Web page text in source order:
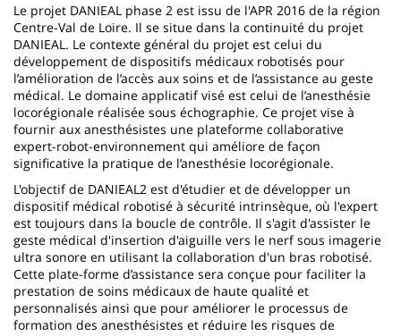
Le projet DANIEAL phase 2 est issu de l'APR 2016 de la région
Centre-Val de Loire. Il se situe dans la continuité du projet
DANIEAL. Le contexte général du projet est celui du
développement de dispositifs médicaux robotisés pour
l’amélioration de l’accès aux soins et de l’assistance au geste
médical. Le domaine applicatif visé est celui de l’anesthésie
locorégionale réalisée sous échographie. Ce projet vise à
fournir aux anesthésistes une plateforme collaborative
expert-robot-environnement qui améliore de façon
significative la pratique de l’anesthésie locorégionale.
L'objectif de DANIEAL2 est d'étudier et de développer un
dispositif médical robotisé à sécurité intrinsèque, où l'expert
est toujours dans la boucle de contrôle. Il s'agit d'assister le
geste médical d'insertion d'aiguille vers le nerf sous imagerie
ultra sonore en utilisant la collaboration d'un bras robotisé.
Cette plate-forme d’assistance sera conçue pour faciliter la
prestation de soins médicaux de haute qualité et
personnalisés ainsi que pour améliorer le processus de
formation des anesthésistes et réduire les risques de